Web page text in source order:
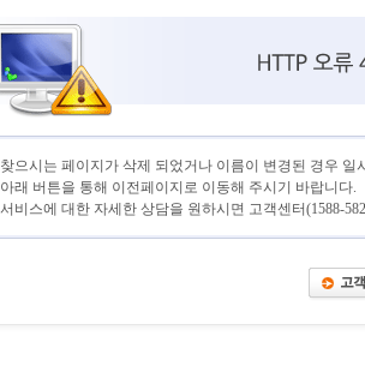
찾으시는 페이지가 삭제 되었거나 이름이 변경된 경우 일
아래 버튼을 통해 이전페이지로 이동해 주시기 바랍니다.
서비스에 대한 자세한 상담을 원하시면 고객센터(1588-